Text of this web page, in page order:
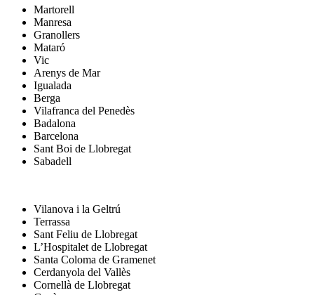
Martorell
Manresa
Granollers
Mataró
Vic
Arenys de Mar
Igualada
Berga
Vilafranca del Penedès
Badalona
Barcelona
Sant Boi de Llobregat
Sabadell
Vilanova i la Geltrú
Terrassa
Sant Feliu de Llobregat
L’Hospitalet de Llobregat
Santa Coloma de Gramenet
Cerdanyola del Vallès
Cornellà de Llobregat